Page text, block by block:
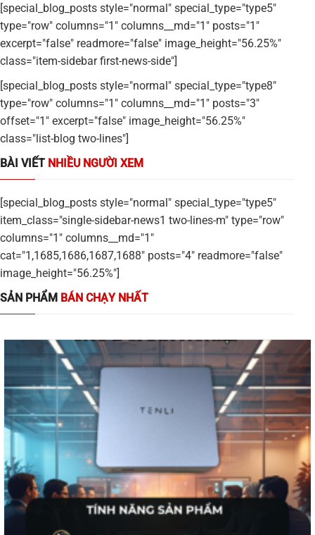
[special_blog_posts style="normal" special_type="type5"
type="row" columns="1" columns__md="1" posts="1"
excerpt="false" readmore="false" image_height="56.25%"
class="item-sidebar first-news-side"]
[special_blog_posts style="normal" special_type="type8"
type="row" columns="1" columns__md="1" posts="3"
offset="1" excerpt="false" image_height="56.25%"
class="list-blog two-lines"]
BÀI VIẾT NHIỀU NGƯỜI XEM
[special_blog_posts style="normal" special_type="type5"
item_class="single-sidebar-news1 two-lines-m" type="row"
columns="1" columns__md="1"
cat="1,1685,1686,1687,1688" posts="4" readmore="false"
image_height="56.25%"]
SẢN PHẨM BÁN CHẠY NHẤT